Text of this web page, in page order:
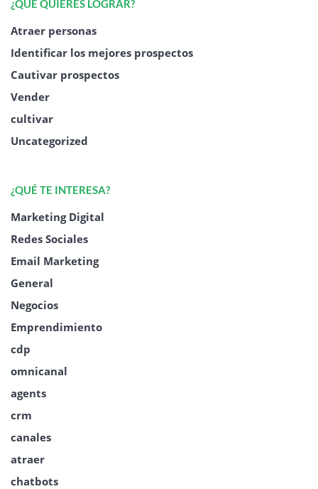
¿QUÉ QUIERES LOGRAR?
Atraer personas
Identificar los mejores prospectos
Cautivar prospectos
Vender
cultivar
Uncategorized
¿QUÉ TE INTERESA?
Marketing Digital
Redes Sociales
Email Marketing
General
Negocios
Emprendimiento
cdp
omnicanal
agents
crm
canales
atraer
chatbots